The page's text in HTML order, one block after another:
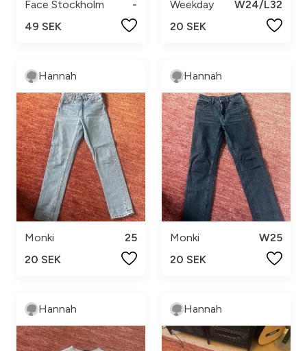
Face Stockholm
-
49 SEK
Weekday
W24/L32
20 SEK
Hannah
Monki
25
20 SEK
Hannah
Monki
W25
20 SEK
Hannah Hannah